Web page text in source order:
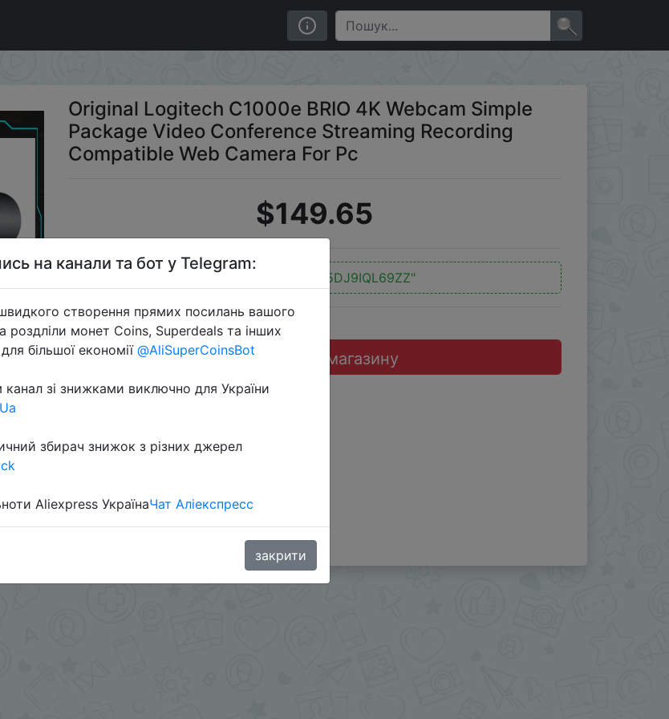
Simple Package Video Conference Streaming Recording Compatible Web Camera For Pc
Original Logitech C1000e BRIO 4K Webcam Simple
Package Video Conference Streaming Recording
Compatible Web Camera For Pc
$149.65
"15DJ9IQL69ZZ"
Перейти до магазину
$2
на канали та бот у Telegram:
створення прямих посилань вашого
роздліли монет Coins, Superdeals та інших
для більшої економії @AliSuperCoinsBot
канал зі знижками виключно для України
збирач знижок з різних джерел
Aliexpress УкраїнаЧат Аліекспресс
закрити